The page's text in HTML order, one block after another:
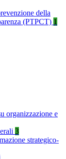
della
(PTPCT) 1
organizzazione e
3
strategico-